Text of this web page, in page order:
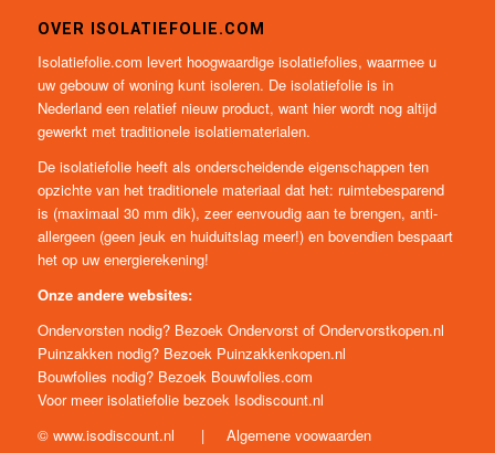
OVER ISOLATIEFOLIE.COM
Isolatiefolie.com levert hoogwaardige isolatiefolies, waarmee u
uw gebouw of woning kunt isoleren. De isolatiefolie is in
Nederland een relatief nieuw product, want hier wordt nog altijd
gewerkt met traditionele isolatiematerialen.
De isolatiefolie heeft als onderscheidende eigenschappen ten
opzichte van het traditionele materiaal dat het: ruimtebesparend
is (maximaal 30 mm dik), zeer eenvoudig aan te brengen, anti-
allergeen (geen jeuk en huiduitslag meer!) en bovendien bespaart
het op uw energierekening!
Onze andere websites:
Ondervorsten nodig? Bezoek Ondervorstof Ondervorstkopen.nl
Puinzakken nodig? Bezoek Puinzakkenkopen.nl
Bouwfolies nodig? Bezoek Bouwfolies.com
Voor meer isolatiefolie bezoek Isodiscount.nl
© www.isodiscount.nl | Algemene voowaarden